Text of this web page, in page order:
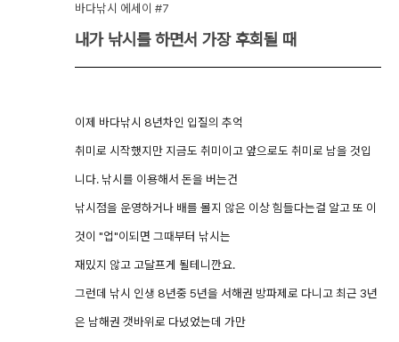
바다낚시 에세이 #7
내가 낚시를 하면서 가장 후회될 때
이제 바다낚시 8년차인 입질의 추억
취미로 시작했지만 지금도 취미이고 앞으로도 취미로 남을 것입
니다. 낚시를 이용해서 돈을 버는건
낚시점을 운영하거나 배를 몰지 않은 이상 힘들다는걸 알고 또 이
것이 "업"이되면 그때부터 낚시는
재밌지 않고 고달프게 될테니깐요.
그런데 낚시 인생 8년중 5년을 서해권 방파제로 다니고 최근 3년
은 남해권 갯바위로 다녔었는데 가만